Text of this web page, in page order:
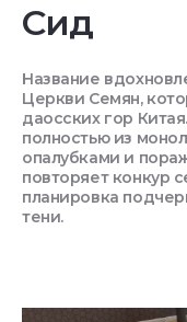
Сид
Название
Церкви Семян,
даосских гор
полностью из
опалубками и
повторяет конкур
планировка
тени.